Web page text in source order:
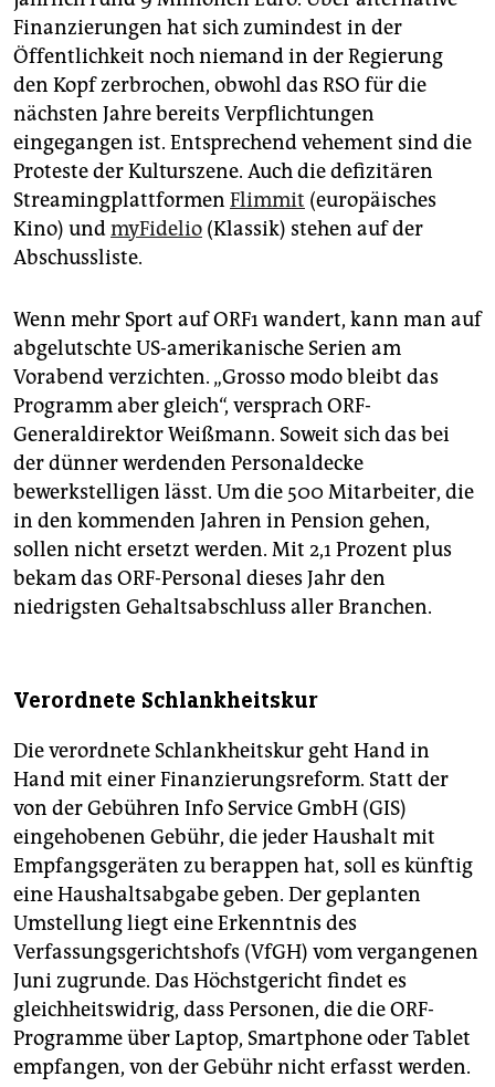
Finanzierungen hat sich zumindest in der
Öffentlichkeit noch niemand in der Regierung
den Kopf zerbrochen, obwohl das RSO für die
nächsten Jahre bereits Verpflichtungen
eingegangen ist. Entsprechend vehement sind die
Proteste der Kulturszene. Auch die defizitären
Streamingplattformen Flimmit (europäisches
Kino) undmyFidelio (Klassik) stehen auf der
Abschussliste.
Wenn mehr Sport auf ORF1 wandert, kann man auf
abgelutschte US-amerikanische Serien am
Vorabend verzichten. „Grosso modo bleibt das
Programm aber gleich“, versprach ORF-
Generaldirektor Weißmann. Soweit sich das bei
der dünner werdenden Personaldecke
bewerkstelligen lässt. Um die 500 Mitarbeiter, die
in den kommenden Jahren in Pension gehen,
sollen nicht ersetzt werden. Mit 2,1 Prozent plus
bekam das ORF-Personal dieses Jahr den
niedrigsten Gehaltsabschluss aller Branchen.
Verordnete Schlankheitskur
Die verordnete Schlankheitskur geht Hand in
Hand mit einer Finanzierungsreform. Statt der
von der Gebühren Info Service GmbH (GIS)
eingehobenen Gebühr, die jeder Haushalt mit
Empfangsgeräten zu berappen hat, soll es künftig
eine Haushaltsabgabe geben. Der geplanten
Umstellung liegt eine Erkenntnis des
Verfassungsgerichtshofs (VfGH) vom vergangenen
Juni zugrunde. Das Höchstgericht findet es
gleichheitswidrig, dass Personen, die die ORF-
Programme über Laptop, Smartphone oder Tablet
empfangen, von der Gebühr nicht erfasst werden.